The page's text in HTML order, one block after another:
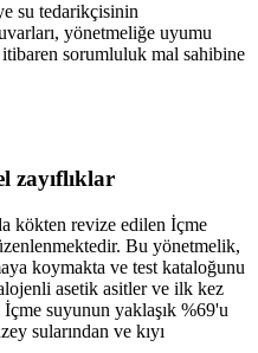
su tedarikçisinin
yönetmeliğe uyumu
itibaren sorumluluk mal sahibine
zayıflıklar
kökten revize edilen İçme
Bu yönetmelik,
koymakta ve test kataloğunu
asetik asitler ve ilk kez
suyunun yaklaşık %69'u
sularından ve kıyı